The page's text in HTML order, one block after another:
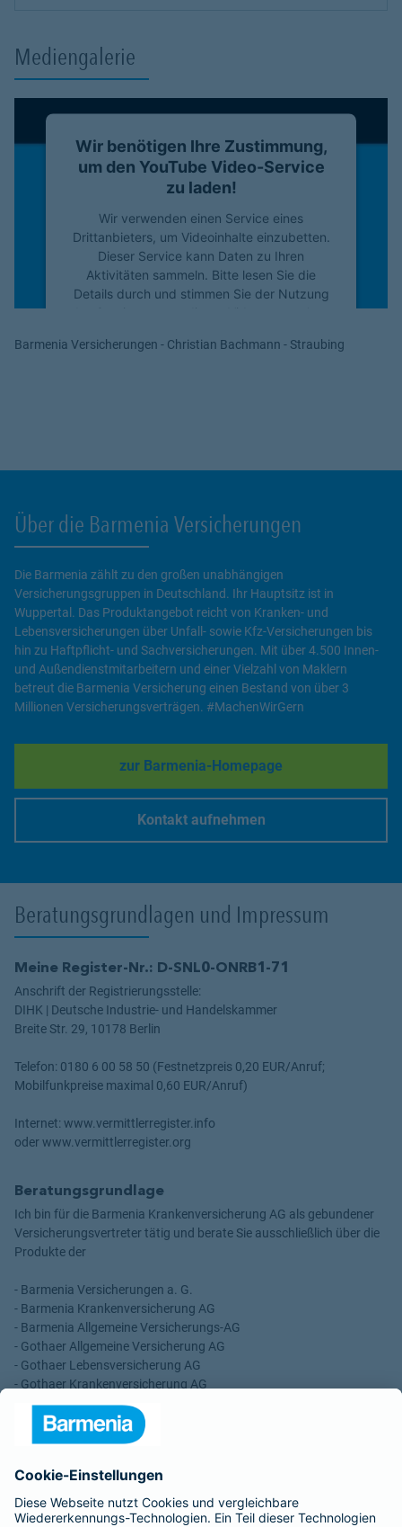
Mediengalerie
Wir benötigen Ihre Zustimmung,
um den YouTube Video-Service
zu laden!
Wir verwenden einen Service eines
Drittanbieters, um Videoinhalte einzubetten.
Dieser Service kann Daten zu Ihren
Aktivitäten sammeln. Bitte lesen Sie die
Details durch und stimmen Sie der Nutzung
Mehr Informationen
Barmenia Versicherungen - Christian Bachmann - Straubing
Über die Barmenia Versicherungen
Die Barmenia zählt zu den großen unabhängigen
Versicherungsgruppen in Deutschland. Ihr Hauptsitz ist in
Wuppertal. Das Produktangebot reicht von Kranken- und
Lebensversicherungen über Unfall- sowie Kfz-Versicherungen bis
hin zu Haftpflicht- und Sachversicherungen. Mit über 4.500 Innen-
und Außendienstmitarbeitern und einer Vielzahl von Maklern
betreut die Barmenia Versicherung einen Bestand von über 3
Millionen Versicherungsverträgen. #MachenWirGern
zur Barmenia-Homepage
Link Opens in New Tab
Kontakt aufnehmen
Beratungsgrundlagen und Impressum
Meine Register-Nr.: D-SNL0-ONRB1-71
Anschrift der Registrierungsstelle:
DIHK | Deutsche Industrie- und Handelskammer
Breite Str. 29, 10178 Berlin
Telefon: 0180 6 00 58 50 (Festnetzpreis 0,20 EUR/Anruf;
Mobilfunkpreise maximal 0,60 EUR/Anruf)
Internet: www.vermittlerregister.info
oder www.vermittlerregister.org
Beratungsgrundlage
Ich bin für die Barmenia Krankenversicherung AG als gebundener
Versicherungsvertreter tätig und berate Sie ausschließlich über die
Produkte der
- Barmenia Versicherungen a. G.
- Barmenia Krankenversicherung AG
- Barmenia Allgemeine Versicherungs-AG
- Gothaer Allgemeine Versicherung AG
- Gothaer Lebensversicherung AG
- Gothaer Krankenversicherung AG
- ROLAND Rechtsschutz-Versicherungs-AG
- ROLAND Schutzbrief-Versicherung AG
Vergütungen, die in der zu entrichtenden Versicherungsprämie
enthalten sind.